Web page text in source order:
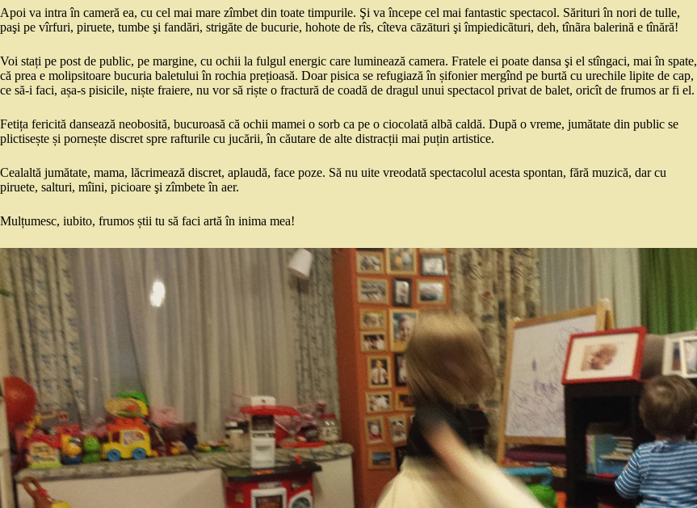
Apoi va intra în cameră ea, cu cel mai mare zîmbet din toate timpurile. Şi va începe cel mai fantastic spectacol. Sărituri în nori de tulle,
paşi pe vîrfuri, piruete, tumbe şi fandări, strigăte de bucurie, hohote de rîs, cîteva cāzāturi şi împiedicãturi, deh, tînãra balerină e tînără!
Voi stați pe post de public, pe margine, cu ochii la fulgul energic care luminează camera. Fratele ei poate dansa şi el stîngaci, mai în spate,
că prea e molipsitoare bucuria baletului în rochia prețioasă. Doar pisica se refugiază în șifonier mergînd pe burtă cu urechile lipite de cap,
ce să-i faci, așa-s pisicile, niște fraiere, nu vor să riște o fractură de coadă de dragul unui spectacol privat de balet, oricît de frumos ar fi el.
Fetița fericită dansează neobosită, bucuroasă că ochii mamei o sorb ca pe o ciocolată albã caldă. După o vreme, jumătate din public se
plictisește și pornește discret spre rafturile cu jucării, în căutare de alte distracții mai puțin artistice.
Cealaltă jumătate, mama, lăcrimează discret, aplaudă, face poze. Să nu uite vreodată spectacolul acesta spontan, fără muzică, dar cu
piruete, salturi, mîini, picioare şi zîmbete în aer.
Mulțumesc, iubito, frumos știi tu să faci artă în inima mea!